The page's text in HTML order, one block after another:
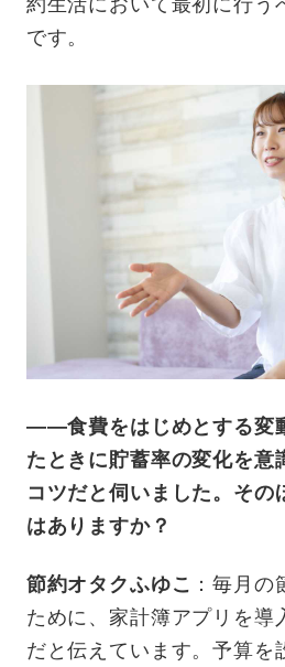
約生活において最初に行う
です。
——食費をはじめとする変
たときに貯蓄率の変化を意
コツだと伺いました。その
はありますか？
節約オタクふゆこ ：毎月
ために、家計簿アプリを導
だと伝えています。予算を